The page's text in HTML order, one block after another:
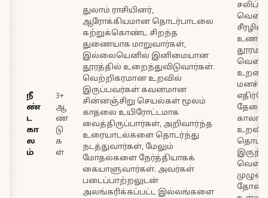
நீ
ண்
ட
கா
ல
ம்
3+
ஆ
ண்
டு
க
ள்
துலாம் ராசியினர்,
ஆரோக்கியமான தொடர்பாடலை
கற்றுக்கொண்ட சிறந்த
துணையாக மாறுவார்கள்,
இல்லையெனில் இனிமையான
தூரத்தில் உறைந்துவிடுவார்கள்.
வெற்றிகரமான உறவில்
இருப்பவர்கள் கவனமான
சின்னஞ்சிறு செயல்கள் மூலம்
காதலை உயிரோட்டமாக
வைத்திருப்பார்கள், அறிவார்ந்த
உரையாடல்களை தொடர்ந்து
நடத்துவார்கள், மேலும்
மோதல்களை நேர்த்தியாகக்
கையாளுவார்கள். அவர்கள்
படைப்பாற்றலுடன்
அலங்கரிக்கப்பட்ட இல்லங்களை
உறவை